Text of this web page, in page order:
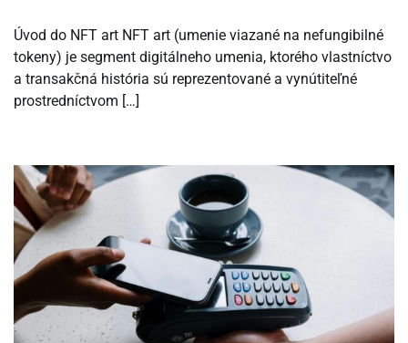
Úvod do NFT art NFT art (umenie viazané na nefungibilné
tokeny) je segment digitálneho umenia, ktorého vlastníctvo
a transakčná história sú reprezentované a vynútiteľné
prostredníctvom […]